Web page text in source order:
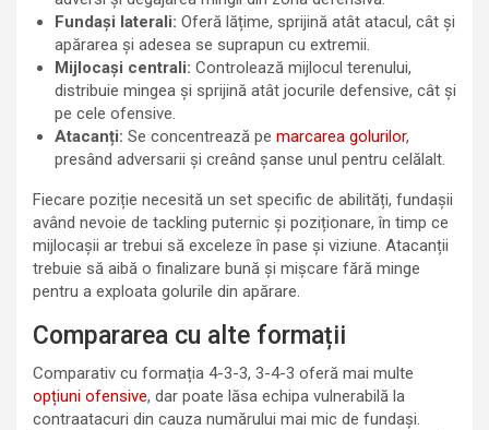
Fundași laterali: Oferă lățime, sprijină atât atacul, cât și
apărarea și adesea se suprapun cu extremii.
Mijlocași centrali: Controlează mijlocul terenului,
distribuie mingea și sprijină atât jocurile defensive, cât și
pe cele ofensive.
Atacanți: Se concentrează pe marcarea golurilor,
presând adversarii și creând șanse unul pentru celălalt.
Fiecare poziție necesită un set specific de abilități, fundașii
având nevoie de tackling puternic și poziționare, în timp ce
mijlocașii ar trebui să exceleze în pase și viziune. Atacanții
trebuie să aibă o finalizare bună și mișcare fără minge
pentru a exploata golurile din apărare.
Compararea cu alte formații
Comparativ cu formația 4-3-3, 3-4-3 oferă mai multe
opțiuni ofensive, dar poate lăsa echipa vulnerabilă la
contraatacuri din cauza numărului mai mic de fundași.